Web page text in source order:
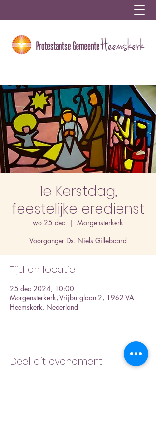
1e Kerstdag,
feestelijke eredienst
wo 25 dec
  |
Morgensterkerk
Voorganger Ds. Niels Gillebaard
Tijd en locatie
25 dec 2024, 10:00
Morgensterkerk, Vrijburglaan 2, 1962 VA
Heemskerk, Nederland
Deel dit evenement